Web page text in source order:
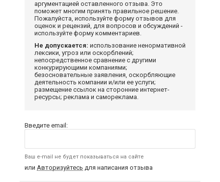
аргументацией оставленного отзыва. Это
поможет многим принять правильное решение.
Пожалуйста, используйте форму отзывов для
оценок и рецензий, для вопросов и обсуждений -
используйте форму комментариев.
Не допускается: использование ненормативной
лексики, угроз или оскорблений;
непосредственное сравнение с другими
конкурирующими компаниями;
безосновательные заявления, оскорбляющие
деятельность компании и/или ее услуги;
размещение ссылок на сторонние интернет-
ресурсы; реклама и самореклама.
Введите email:
Ваш e-mail не будет показываться на сайте
или Авторизуйтесь для написания отзыва